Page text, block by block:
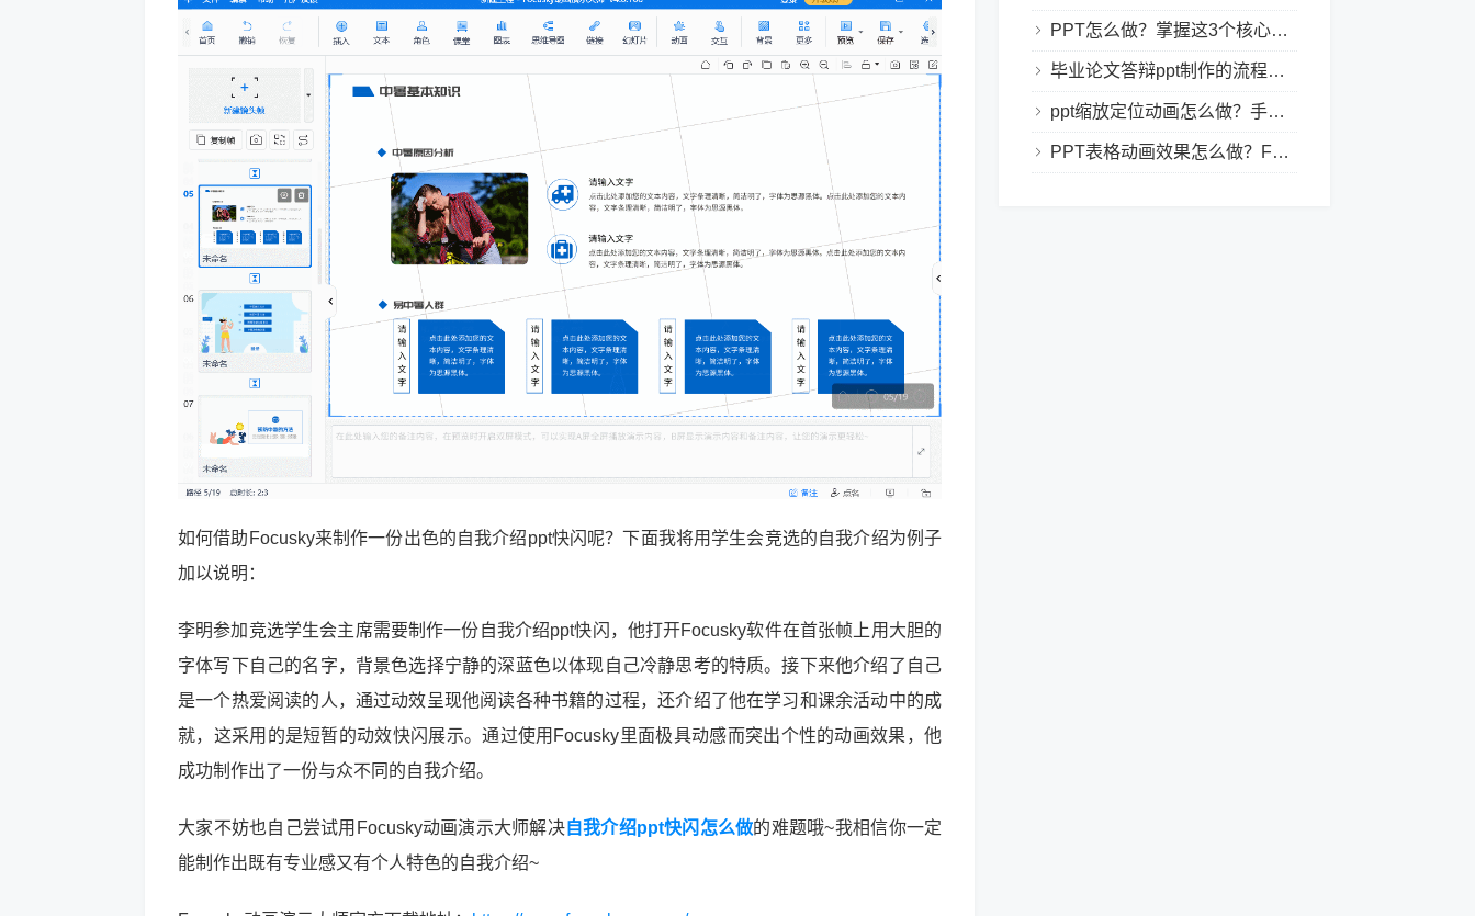
如何借助Focusky来制作一份出色的自我介绍ppt快闪呢？下面我将用学生会竞选的自我介绍为例子
加以说明：
李明参加竞选学生会主席需要制作一份自我介绍ppt快闪，他打开Focusky软件在首张帧上用大胆的
字体写下自己的名字，背景色选择宁静的深蓝色以体现自己冷静思考的特质。接下来他介绍了自己
是一个热爱阅读的人，通过动效呈现他阅读各种书籍的过程，还介绍了他在学习和课余活动中的成
就，这采用的是短暂的动效快闪展示。通过使用Focusky里面极具动感而突出个性的动画效果，他
成功制作出了一份与众不同的自我介绍。
大家不妨也自己尝试用Focusky动画演示大师解决自我介绍ppt快闪怎么做的难题哦~我相信你一定
能制作出既有专业感又有个人特色的自我介绍~
PPT怎么做？掌握这3个核心制作方法与技巧，新手也能变大神！
毕业论文答辩ppt制作的流程是怎样的？新手零门槛指南
ppt缩放定位动画怎么做？手把手教程，小白也能学会做动态PPT
PPT表格动画效果怎么做？Focusky让你的演示更独特！